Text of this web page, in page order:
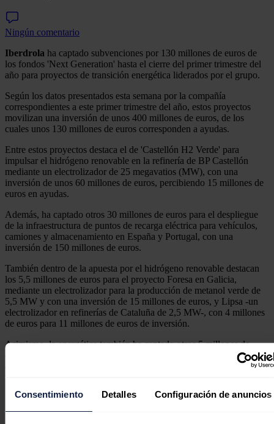
Consentimiento Detalles Configuración de anuncios
Ningún comentario
Iberdrola ha captado subvenciones por 130 millones de euros de
los fondos 'Next Generation' hasta el cierre del primer trimestre del
año para proyectos de transición energética liderados por el grupo.
Según los datos presentados esta semana por la compañía
correspondientes a este primer trimestre del año, estos proyectos
movilizan una inversión de unos 400 millones de euros, de los
cuales unos 130 millones de euros corresponden a ayudas.
Entre estos proyectos destaca el de 'Castellón H2 Verde' para
impulsar el hidrógeno renovable en la refinería de BP Castellón
mediante un electrolizador de 25 megavatios (MW), con una
inversión de unos 60 millones de euros, percibiendo 15 millones de
euros en ayudas.
Además, ha captado otros 30 millones de euros para el despliegue
de la infraestructura de puntos de recarga eléctrica para vehículos,
camiones y almacenamiento en España y Portugal, con una
inversión de 150 millones de euros.
También dentro de la apuesta por el hidrógeno renovable destacan
los 5,5 millones de euros para el proyecto Foresa en Galicia,
mediante un electrolizador para la producción de metanol verde de
5,5 MW y con una inversión de 15 millones de euros, y Lipsa -un
electrolizador en refinerías de Cataluña de 2,5 MW-, con 4 millones
de euros para 11 millones de euros de inversión.
Asimismo, la energética también ha captado otros 5 millones de
euros para una red de calor en Palencia con biomasa, cuya inversión
asciende a 35 millones de euros, así como otros 70 millones de euros
flexibilidad del sistema, eólica marina, IA, soluciones inteligentes y
H2 verde- en los que participa, y en los que la inversión superará los
100 millones de euros.